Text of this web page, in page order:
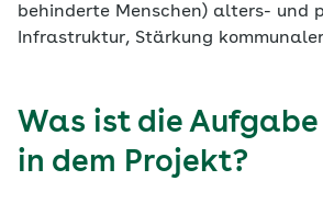
behinderte Menschen) alters- und
Infrastruktur, Stärkung
Was ist die Aufgabe
in dem Projekt?